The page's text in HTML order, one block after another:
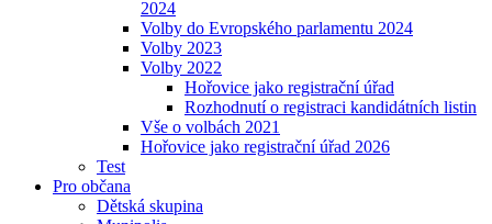
2024
Volby do Evropského parlamentu 2024
Volby 2023
Volby 2022
Hořovice jako registrační úřad
Rozhodnutí o registraci kandidátních listin
Vše o volbách 2021
Hořovice jako registrační úřad 2026
Test
Pro občana
Dětská skupina